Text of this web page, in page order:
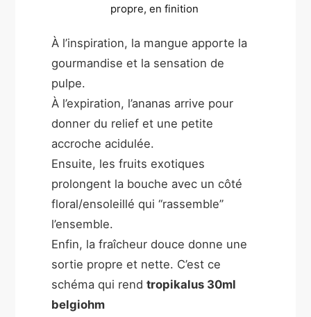
propre, en finition
À l’inspiration, la mangue apporte la
gourmandise et la sensation de
pulpe.
À l’expiration, l’ananas arrive pour
donner du relief et une petite
accroche acidulée.
Ensuite, les fruits exotiques
prolongent la bouche avec un côté
floral/ensoleillé qui “rassemble”
l’ensemble.
Enfin, la fraîcheur douce donne une
sortie propre et nette. C’est ce
schéma qui rendtropikalus 30ml
belgiohm